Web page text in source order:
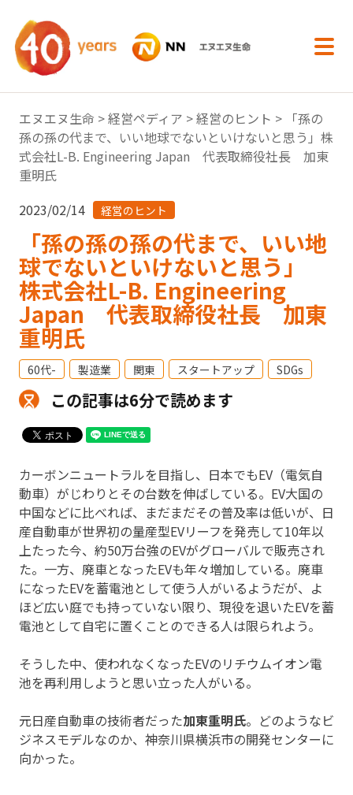
エヌエヌ生命 >経営ペディア >経営のヒント > 「孫の
孫の孫の代まで、いい地球でないといけないと思う」株
式会社L-B. Engineering Japan 代表取締役社長 加東
重明氏
2023/02/14
経営のヒント
「孫の孫の孫の代まで、いい地
球でないといけないと思う」
株式会社L-B. Engineering
Japan 代表取締役社長 加東
重明氏
60代- 製造業 関東 スタートアップ SDGs
この記事は6分で読めます
カーボンニュートラルを目指し、日本でもEV（電気自
動車）がじわりとその台数を伸ばしている。EV大国の
中国などに比べれば、まだまだその普及率は低いが、日
産自動車が世界初の量産型EVリーフを発売して10年以
上たった今、約50万台強のEVがグローバルで販売され
た。一方、廃車となったEVも年々増加している。廃車
になったEVを蓄電池として使う人がいるようだが、よ
ほど広い庭でも持っていない限り、現役を退いたEVを蓄
電池として自宅に置くことのできる人は限られよう。
そうした中、使われなくなったEVのリチウムイオン電
池を再利用しようと思い立った人がいる。
元日産自動車の技術者だった加東重明氏。どのようなビ
ジネスモデルなのか、神奈川県横浜市の開発センターに
向かった。